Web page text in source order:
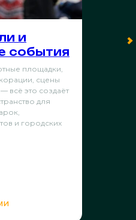
и
события
площадки,
сцены
всё это создаёт
для
и городских